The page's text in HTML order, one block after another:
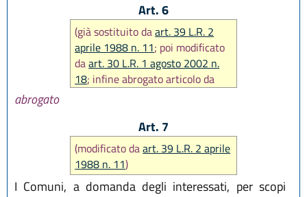
Art. 6
(già sostituito daart. 39 L.R. 2
aprile 1988 n. 11; poi modificato
daart. 30 L.R. 1 agosto 2002 n.
18; infine abrogato articolo da
abrogato
Art. 7
(modificato daart. 39 L.R. 2 aprile
1988 n. 11)
I Comuni, a domanda degli interessati, per scopi